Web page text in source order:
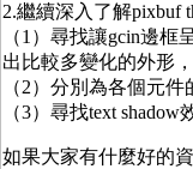
2.繼續深入了解pixbuf
（1）尋找讓gcin邊
出比較多變化的外形，
（2）分別為各個元件
（3）尋找text shadow
如果大家有什麼好的